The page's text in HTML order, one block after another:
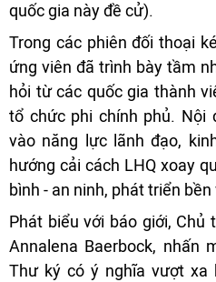
quốc gia này đề cử).
Trong các phiên đối thoại
ứng viên đã trình bày tầm
hỏi từ các quốc gia thành
tổ chức phi chính phủ. Nội
vào năng lực lãnh đạo,
hướng cải cách LHQ xoay
bình - an ninh, phát triển
Phát biểu với báo giới, Chủ
Annalena Baerbock, nhấn
Thư ký có ý nghĩa vượt xa